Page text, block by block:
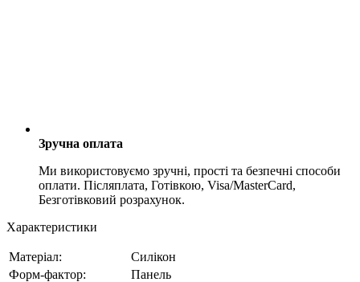
Зручна оплата
Ми використовуємо зручні, прості та безпечні способи
оплати. Післяплата, Готівкою, Visa/MasterCard,
Безготівковий розрахунок.
Характеристики
Матеріал:
Силікон
Форм-фактор:
Панель